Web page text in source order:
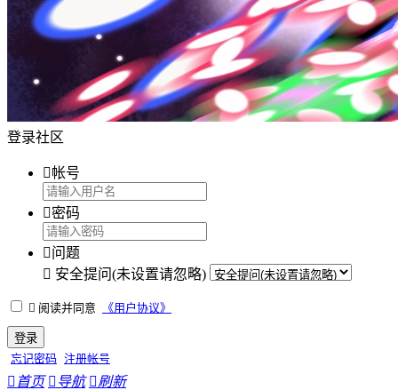
登录社区
帐号
密码
问题
 安全提问(未设置请忽略)
 阅读并同意 《用户协议》
登录
忘记密码 注册帐号
 首页  导航 刷新